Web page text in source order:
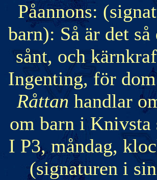
Påannons:
barn): Så är det
sånt, och
Ingenting, för
Råttan handlar
om barn i Knivsta
I P3, måndag,
(signaturen i